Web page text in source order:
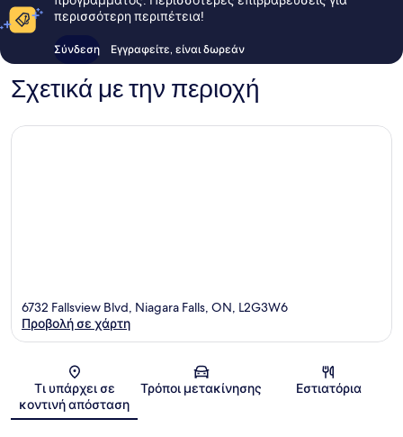
περισσότερη περιπέτεια!
Σύνδεση Εγγραφείτε, είναι δωρεάν
Σχετικά με την περιοχή
Χάρτης
6732 Fallsview Blvd, Niagara Falls, ON, L2G3W6
Προβολή σε χάρτη
Τι υπάρχει σε
κοντινή απόσταση
Τρόποι μετακίνησης Εστιατόρια